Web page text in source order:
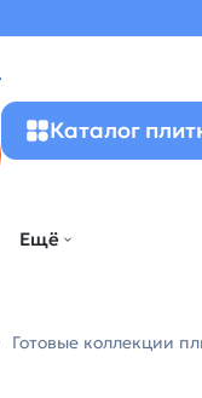
Каталог
Ещё
Готовые коллекции